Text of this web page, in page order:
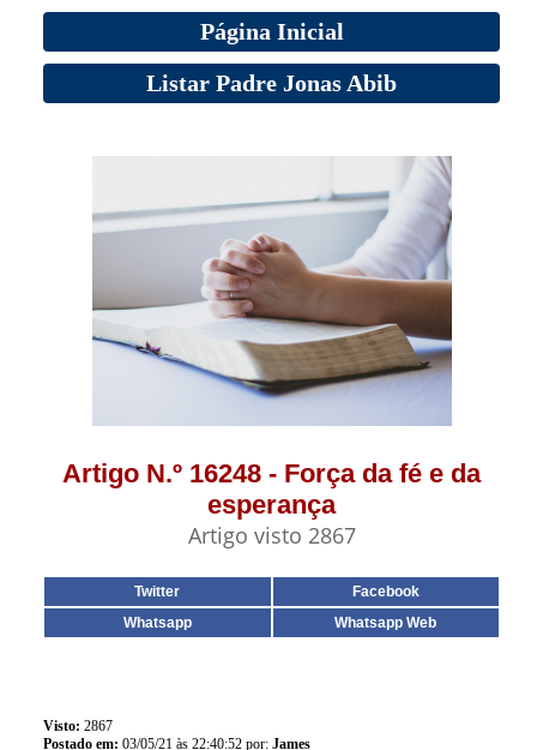
Página Inicial
Listar Padre Jonas Abib
Artigo N.º 16248 - Força da fé e da
esperança
Artigo visto 2867
Twitter
Facebook
Whatsapp
Whatsapp Web
Visto: 2867
Postado em: 03/05/21 às 22:40:52 por: James